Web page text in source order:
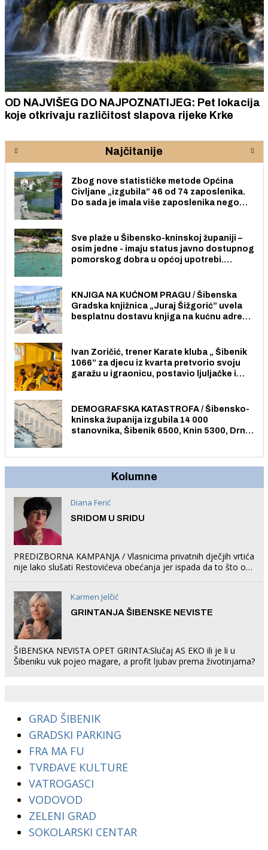
OD NAJVIŠEG DO NAJPOZNATIJEG: Pet lokacija
koje otkrivaju različitost slapova rijeke Krke
Najčitanije
Zbog nove statističke metode Općina
Civljane „izgubila” 46 od 74 zaposlenika.
Do sada je imala više zaposlenika nego
Sve plaže u Šibensko-kninskoj županiji –
osim jedne - imaju status javno dostupnog
pomorskog dobra u općoj upotrebi.
KNJIGA NA KUĆNOM PRAGU / Šibenska
Gradska knjižnica „Juraj Šižgorić” uvela
besplatnu dostavu knjiga na kućnu adresu
Ivan Zoričić, trener Karate kluba „ Šibenik
1066” za djecu iz kvarta pretvorio svoju
garažu u igraonicu, postavio ljuljačke i
DEMOGRAFSKA KATASTROFA / Šibensko-
kninska županija izgubila 14 000
stanovnika, Šibenik 6500, Knin 5300, Drniš
Kolumne
Diana Ferić
SRIDOM U SRIDU
PREDIZBORNA KAMPANJA / Vlasnicima privatnih dječjih vrtića
nije lako slušati Restovićeva obećanja jer ispada da to što oni
Karmen Jelčić
GRINTANJA ŠIBENSKE NEVISTE
ŠIBENSKA NEVISTA OPET GRINTA:Slučaj AS EKO ili je li u
Šibeniku vuk pojeo magare, a profit ljubav prema životinjama?
GRAD ŠIBENIK
GRADSKI PARKING
FRA MA FU
TVRĐAVE KULTURE
VATROGASCI
VODOVOD
ZELENI GRAD
SOKOLARSKI CENTAR